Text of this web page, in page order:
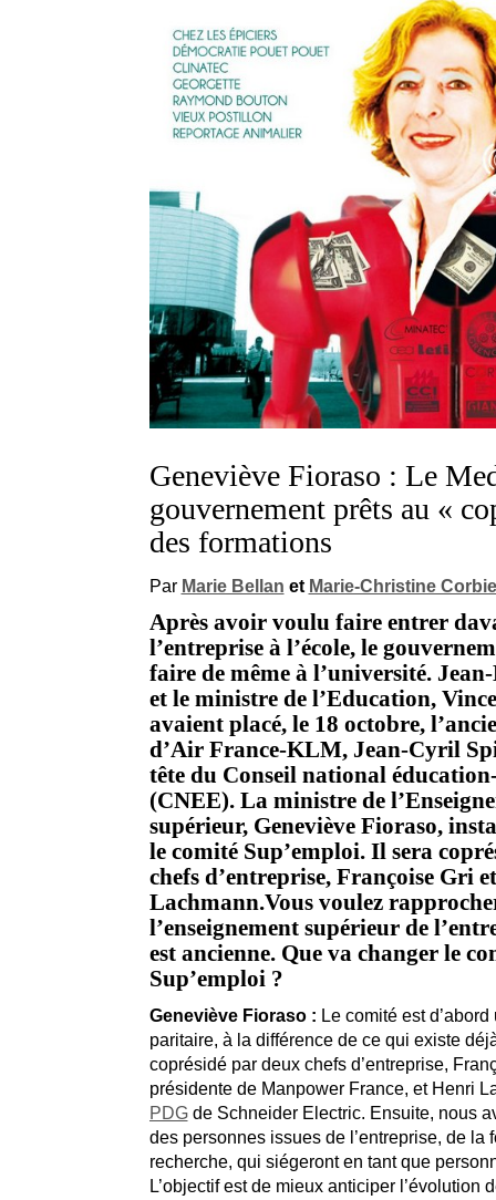
Geneviève Fioraso : Le
gouvernement prêts au «
des formations
Par Marie Bellan et Marie-Christine
Après avoir voulu faire entrer
l’entreprise à l’école, le
faire de même à l’université.
et le ministre de l’Education,
avaient placé, le 18 octobre,
d’Air France-KLM, Jean-Cyril
tête du Conseil national
(CNEE). La ministre de
supérieur, Geneviève Fioraso,
le comité Sup’emploi. Il sera
chefs d’entreprise, Françoise Gri
Lachmann.Vous voulez
l’enseignement supérieur de
est ancienne. Que va changer le
Sup’emploi ?
Geneviève Fioraso : Le comité est
paritaire, à la différence de ce qui existe
coprésidé par deux chefs d’entreprise,
présidente de Manpower France, et Henri
PDGde Schneider Electric. Ensuite, nous
des personnes issues de l’entreprise, de la
recherche, qui siégeront en tant que
L’objectif est de mieux anticiper l’évolution